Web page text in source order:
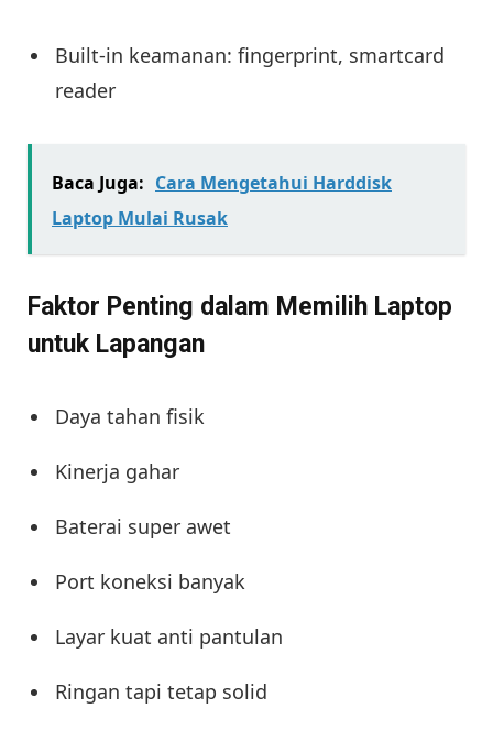
Built-in keamanan: fingerprint, smartcard
reader
Baca Juga: Cara Mengetahui Harddisk
Laptop Mulai Rusak
Faktor Penting dalam Memilih Laptop
untuk Lapangan
Daya tahan fisik
Kinerja gahar
Baterai super awet
Port koneksi banyak
Layar kuat anti pantulan
Ringan tapi tetap solid